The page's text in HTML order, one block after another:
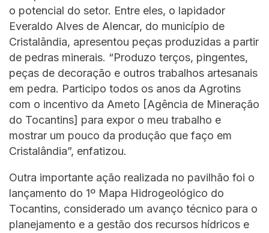
o potencial do setor. Entre eles, o lapidador
Everaldo Alves de Alencar, do município de
Cristalândia, apresentou peças produzidas a partir
de pedras minerais. “Produzo terços, pingentes,
peças de decoração e outros trabalhos artesanais
em pedra. Participo todos os anos da Agrotins
com o incentivo da Ameto [Agência de Mineração
do Tocantins] para expor o meu trabalho e
mostrar um pouco da produção que faço em
Cristalândia”, enfatizou.
Outra importante ação realizada no pavilhão foi o
lançamento do 1º Mapa Hidrogeológico do
Tocantins, considerado um avanço técnico para o
planejamento e a gestão dos recursos hídricos e